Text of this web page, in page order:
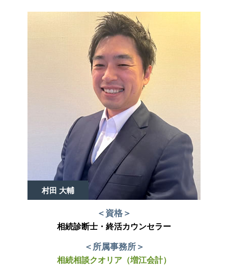
村田 大輔
＜資格＞
相続診断士・終活カウンセラー
＜所属事務所＞
相続相談クオリア（増江会計）